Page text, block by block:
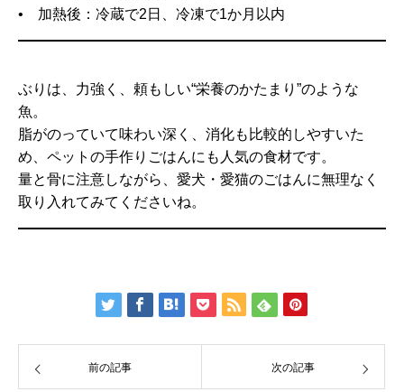
• 加熱後：冷蔵で2日、冷凍で1か月以内
ぶりは、力強く、頼もしい“栄養のかたまり”のような
魚。
脂がのっていて味わい深く、消化も比較的しやすいた
め、ペットの手作りごはんにも人気の食材です。
量と骨に注意しながら、愛犬・愛猫のごはんに無理なく
取り入れてみてくださいね。
前の記事 次の記事